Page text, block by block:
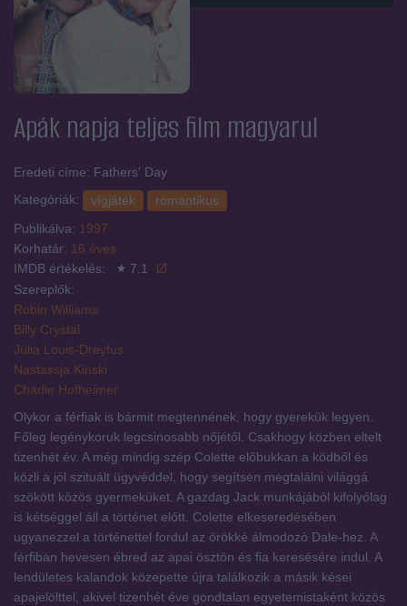
Apák napja teljes film magyarul
Eredeti címe: Fathers' Day
Kategóriák:
vígjáték
romantikus
Publikálva: 1997
Korhatár: 16 éves
IMDB értékelés:
7.1
Szereplők:
Robin Williams
Billy Crystal
Julia Louis-Dreyfus
Nastassja Kinski
Charlie Hofheimer
Olykor a férfiak is bármit megtennének, hogy gyerekük legyen.
Főleg legénykoruk legcsinosabb nőjétől. Csakhogy közben eltelt
tizenhét év. A még mindig szép Colette előbukkan a ködből és
közli a jól szituált ügyvéddel, hogy segítsen megtalálni világgá
szökött közös gyermeküket. A gazdag Jack munkájából kifolyólag
is kétséggel áll a történet előtt. Colette elkeseredésében
ugyanezzel a történettel fordul az örökké álmodozó Dale-hez. A
férfiban hevesen ébred az apai ösztön és fia keresésére indul. A
lendületes kalandok közepette újra találkozik a másik kései
apajelölttel, akivel tizenhét éve gondtalan egyetemistaként közös